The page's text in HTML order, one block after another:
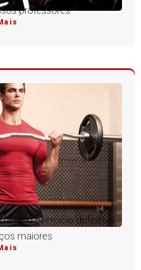
professores
o exercício definitivo
maiores